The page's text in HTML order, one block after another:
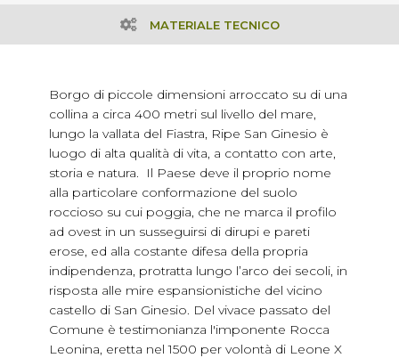
MATERIALE TECNICO
Borgo di piccole dimensioni arroccato su di una
collina a circa 400 metri sul livello del mare,
lungo la vallata del Fiastra, Ripe San Ginesio è
luogo di alta qualità di vita, a contatto con arte,
storia e natura. Il Paese deve il proprio nome
alla particolare conformazione del suolo
roccioso su cui poggia, che ne marca il profilo
ad ovest in un susseguirsi di dirupi e pareti
erose, ed alla costante difesa della propria
indipendenza, protratta lungo l’arco dei secoli, in
risposta alle mire espansionistiche del vicino
castello di San Ginesio. Del vivace passato del
Comune è testimonianza l'imponente Rocca
Leonina, eretta nel 1500 per volontà di Leone X